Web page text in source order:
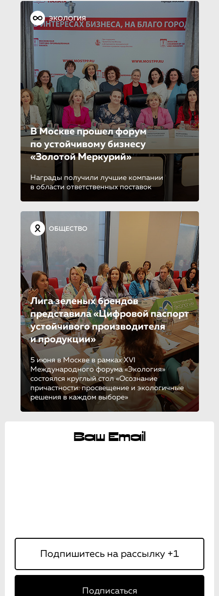
ЭКОЛОГИЯ
В Москве прошел форум
по устойчиво­му бизнесу
«Золотой Меркурий»
Награды получили лучшие компании
в области ответственных поставок
ОБЩЕСТВО
Лига зеленых брендов
представила «Цифровой паспорт
устойчивого производителя
и продукции»
5 июня в Москве в рамках XVI
Международного форума «Экология»
состоялся круглый стол «Осознание
причастности: просвещение и экологичные
решения в каждом выборе»
Ваш Email
Подписаться